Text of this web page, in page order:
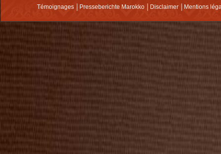
Témoignages Presseberichte Marokko Disclaimer Mentions